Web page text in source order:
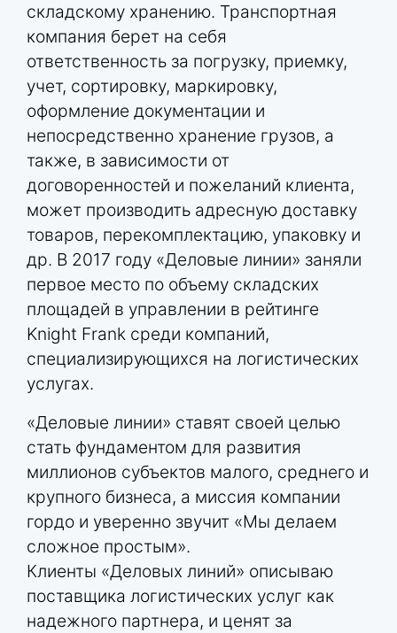
складскому хранению. Транспортная
компания берет на себя
ответственность за погрузку, приемку,
учет, сортировку, маркировку,
оформление документации и
непосредственно хранение грузов, а
также, в зависимости от
договоренностей и пожеланий клиента,
может производить адресную доставку
товаров, перекомплектацию, упаковку и
др. В 2017 году «Деловые линии» заняли
первое место по объему складских
площадей в управлении в рейтинге
Knight Frank среди компаний,
специализирующихся на логистических
услугах.
«Деловые линии» ставят своей целью
стать фундаментом для развития
миллионов субъектов малого, среднего и
крупного бизнеса, а миссия компании
гордо и уверенно звучит «Мы делаем
сложное простым».
Клиенты «Деловых линий» описываю
поставщика логистических услуг как
надежного партнера, и ценят за